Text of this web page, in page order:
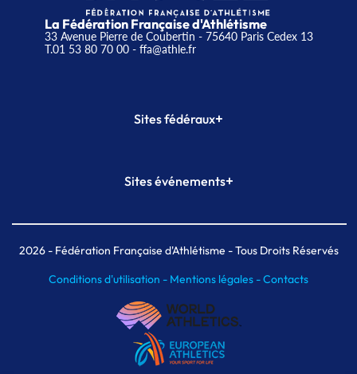
La Fédération Française d'Athlétisme
33 Avenue Pierre de Coubertin - 75640 Paris Cedex 13
T.01 53 80 70 00- ffa@athle.fr
Sites fédéraux+
Plateforme Formation
Sites événements+
Meeting de Paris indoor
MAIF Ekiden de Paris
2026- Fédération Française d'Athlétisme - Tous Droits Réservés
Conditions d'utilisation - Mentions légales -Contacts